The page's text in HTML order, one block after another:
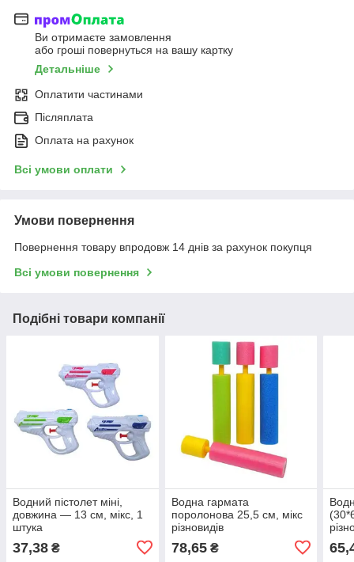
Ви отримаєте замовлення
або гроші повернуться на вашу картку
Детальніше
Оплатити частинами
Післяплата
Оплата на рахунок
Всі умови оплати
Умови повернення
Повернення товару впродовж 14 днів за рахунок покупця
Всі умови повернення
Подібні товари компанії
Водний пістолет міні,
довжина — 13 см, мікс, 1
штука
37,38 ₴
Водна гармата
поролонова 25,5 см, мікс
різновидів
78,65₴